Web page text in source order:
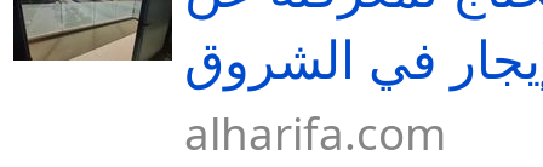
في الشروق
alharifa.com